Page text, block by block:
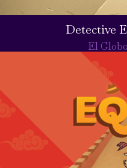
Detective
El